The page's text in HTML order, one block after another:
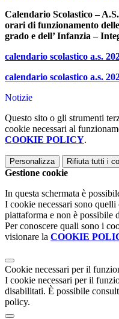
Calendario Scolastico –
orari di funzionamento
grado e dell’ Infanzia –
calendario scolastico a.s.
calendario scolastico a.s.
Notizie
Questo sito o gli strumenti
cookie necessari al
COOKIE POLICY.
Personalizza Rifiuta tutti i
Gestione cookie
In questa schermata è
I cookie necessari sono
piattaforma e non è possibile
Per conoscere quali sono i
visionare la COOKIE
Cookie necessari per il
I cookie necessari per il
disabilitati. È possibile
policy.